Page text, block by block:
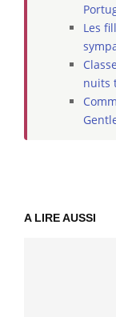
Les
nuits
A LIRE AUSSI